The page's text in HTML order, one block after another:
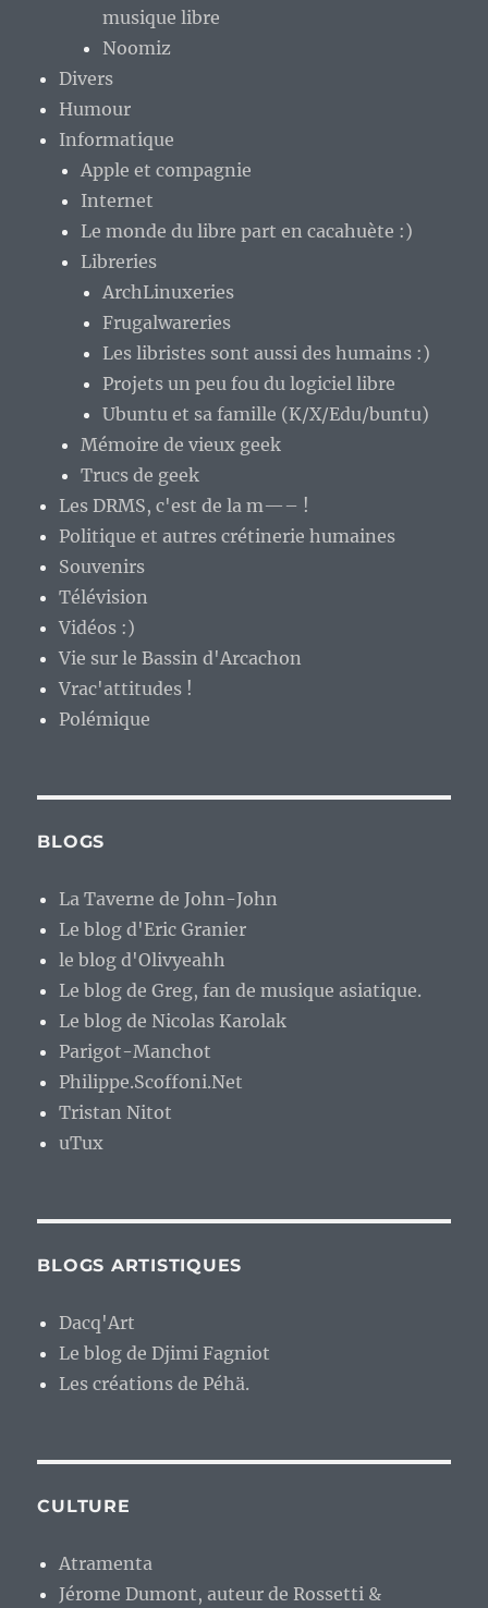
musique libre
Noomiz
Divers
Humour
Informatique
Apple et compagnie
Internet
Le monde du libre part en cacahuète :)
Libreries
ArchLinuxeries
Frugalwareries
Les libristes sont aussi des humains :)
Projets un peu fou du logiciel libre
Ubuntu et sa famille (K/X/Edu/buntu)
Mémoire de vieux geek
Trucs de geek
Les DRMS, c'est de la m—– !
Politique et autres crétinerie humaines
Souvenirs
Télévision
Vidéos :)
Vie sur le Bassin d'Arcachon
Vrac'attitudes !
Polémique
BLOGS
La Taverne de John-John
Le blog d'Eric Granier
le blog d'Olivyeahh
Le blog de Greg, fan de musique asiatique.
Le blog de Nicolas Karolak
Parigot-Manchot
Philippe.Scoffoni.Net
Tristan Nitot
uTux
BLOGS ARTISTIQUES
Dacq'Art
Le blog de Djimi Fagniot
Les créations de Péhä.
CULTURE
Atramenta
Jérome Dumont, auteur de Rossetti &